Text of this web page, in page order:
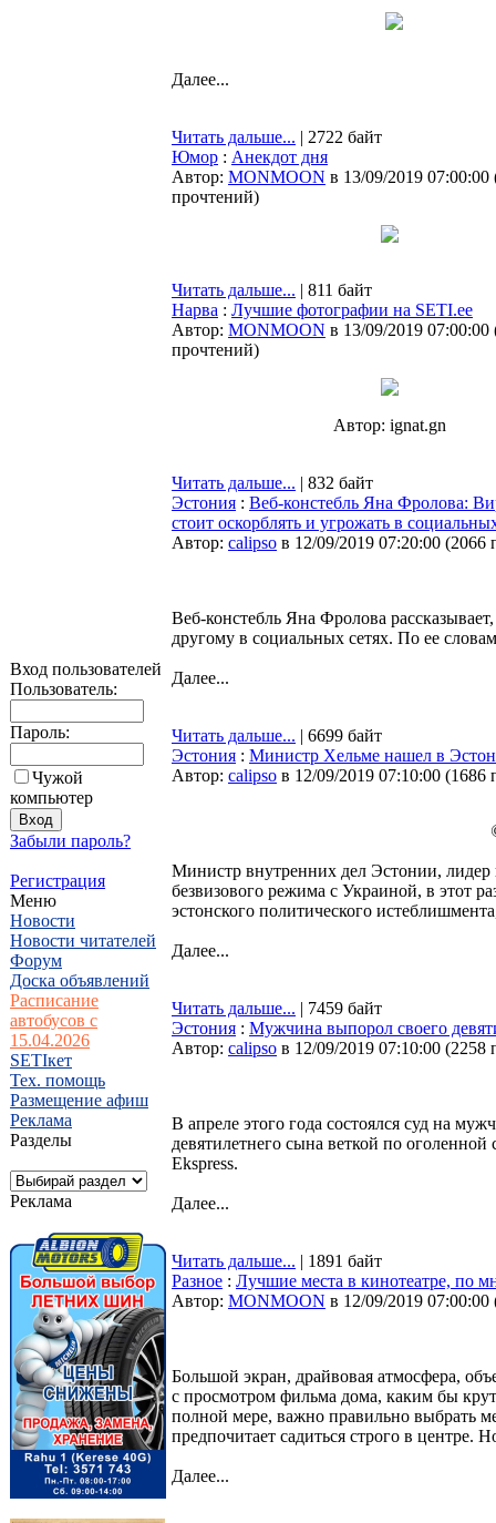
Вход пользователей
Пользователь:
Пароль:
Чужой
компьютер
Забыли пароль?
Регистрация
Меню
Новости
Новости читателей
Форум
Доска объявлений
Расписание
автобусов с
15.04.2026
SETIкет
Тех. помощь
Размещение афиш
Реклама
Разделы
Реклама
Далее...
Читать дальше... | 2722 байт
Юмор : Анекдот дня
Автор: MONMOON в 13/09/2019 07:00:00
прочтений)
Читать дальше... | 811 байт
Нарва : Лучшие фотографии на SETI.ee
Автор: MONMOON в 13/09/2019 07:00:00
прочтений)
Автор: ignat.gn
Читать дальше... | 832 байт
Эстония : Веб-констебль Яна Фролова:
стоит оскорблять и угрожать в
Автор: calipso в 12/09/2019 07:20:00 (2066
Веб-констебль Яна Фролова
другому в социальных сетях. По ее
Далее...
Читать дальше... | 6699 байт
Эстония : Министр Хельме нашел в
Автор: calipso в 12/09/2019 07:10:00 (1686
Министр внутренних дел Эстонии,
безвизового режима с Украиной, в этот
эстонского политического
Далее...
Читать дальше... | 7459 байт
Эстония : Мужчина выпорол своего
Автор: calipso в 12/09/2019 07:10:00 (2258
В апреле этого года состоялся суд на
девятилетнего сына веткой по
Ekspress.
Далее...
Читать дальше... | 1891 байт
Разное : Лучшие места в кинотеатре, по
Автор: MONMOON в 12/09/2019 07:00:00
Большой экран, драйвовая атмосфера,
с просмотром фильма дома, каким бы
полной мере, важно правильно выбрать
предпочитает садиться строго в центре.
Далее...